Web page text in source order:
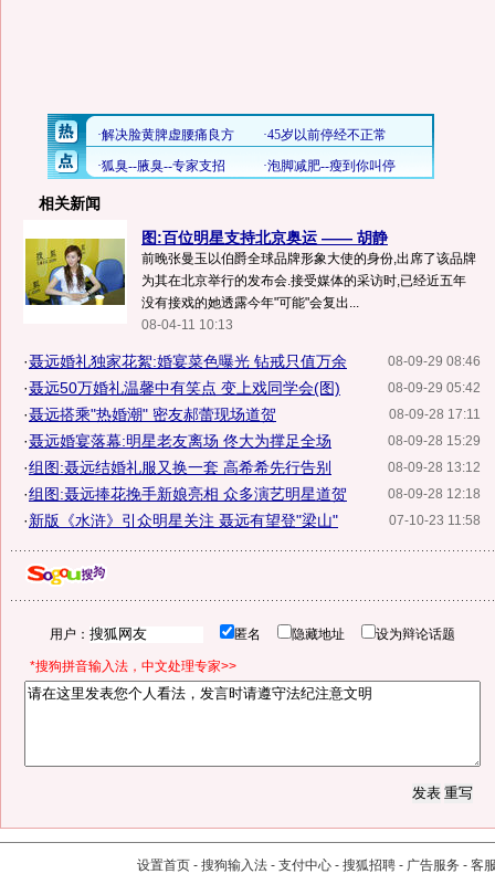
相关新闻
图:百位明星支持北京奥运 —— 胡静
前晚张曼玉以伯爵全球品牌形象大使的身份,出席了该品牌
为其在北京举行的发布会.接受媒体的采访时,已经近五年
没有接戏的她透露今年"可能"会复出...
08-04-11 10:13
08-09-29 08:46
·聂远婚礼独家花絮:婚宴菜色曝光 钻戒只值万余
08-09-29 05:42
·聂远50万婚礼温馨中有笑点 变上戏同学会(图)
08-09-28 17:11
·聂远搭乘"热婚潮" 密友郝蕾现场道贺
08-09-28 15:29
·聂远婚宴落幕:明星老友离场 佟大为撑足全场
08-09-28 13:12
·组图:聂远结婚礼服又换一套 高希希先行告别
08-09-28 12:18
·组图:聂远捧花挽手新娘亮相 众多演艺明星道贺
07-10-23 11:58
·新版《水浒》引众明星关注 聂远有望登"梁山"
用户： 匿名 隐藏地址 设为辩论话题
*搜狗拼音输入法，中文处理专家>>
设置首页 - 搜狗输入法 - 支付中心 - 搜狐招聘 - 广告服务 - 客